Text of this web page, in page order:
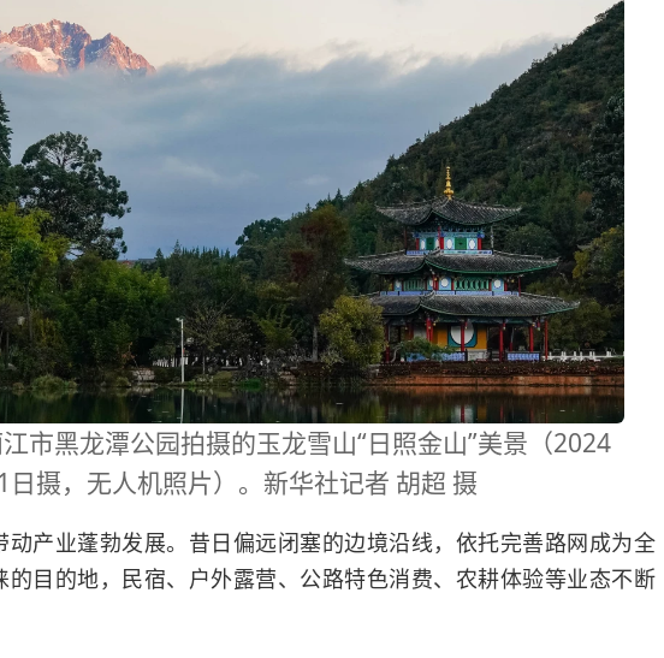
黑龙潭公园拍摄的玉龙雪山“日照金山”美景（2024
日摄，无人机照片）。新华社记者 胡超 摄
业蓬勃发展。昔日偏远闭塞的边境沿线，依托完善路网成为全
的目的地，民宿、户外露营、公路特色消费、农耕体验等业态不断